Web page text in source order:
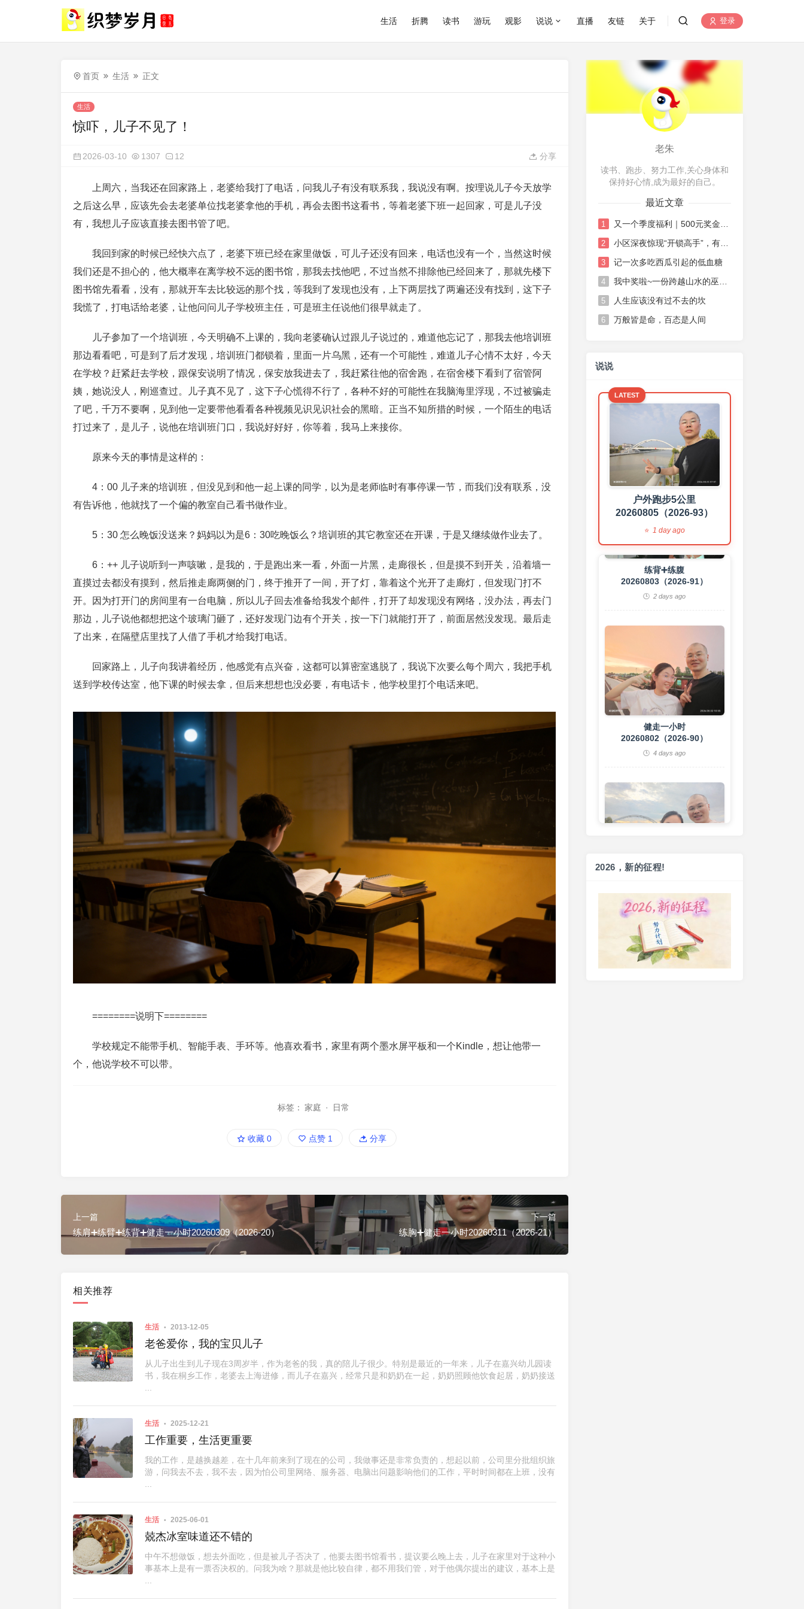
生活 折腾 读书 游玩 观影 说说 直播 友链 关于 登录
首页 生活 正文
生活
惊吓，儿子不见了！
2026-03-10 1307 12 分享
上周六，当我还在回家路上，老婆给我打了电话，问我儿子有没有联系我，我说没有啊。按理说儿子今天放学
之后这么早，应该先会去老婆单位找老婆拿他的手机，再会去图书这看书，等着老婆下班一起回家，可是儿子没
有，我想儿子应该直接去图书管了吧。
我回到家的时候已经快六点了，老婆下班已经在家里做饭，可儿子还没有回来，电话也没有一个，当然这时候
我们还是不担心的，他大概率在离学校不远的图书馆，那我去找他吧，不过当然不排除他已经回来了，那就先楼下
图书馆先看看，没有，那就开车去比较远的那个找，等我到了发现也没有，上下两层找了两遍还没有找到，这下子
我慌了，打电话给老婆，让他问问儿子学校班主任，可是班主任说他们很早就走了。
儿子参加了一个培训班，今天明确不上课的，我向老婆确认过跟儿子说过的，难道他忘记了，那我去他培训班
那边看看吧，可是到了后才发现，培训班门都锁着，里面一片乌黑，还有一个可能性，难道儿子心情不太好，今天
在学校？赶紧赶去学校，跟保安说明了情况，保安放我进去了，我赶紧往他的宿舍跑，在宿舍楼下看到了宿管阿
姨，她说没人，刚巡查过。儿子真不见了，这下子心慌得不行了，各种不好的可能性在我脑海里浮现，不过被骗走
了吧，千万不要啊，见到他一定要带他看看各种视频见识见识社会的黑暗。正当不知所措的时候，一个陌生的电话
打过来了，是儿子，说他在培训班门口，我说好好好，你等着，我马上来接你。
原来今天的事情是这样的：
4：00 儿子来的培训班，但没见到和他一起上课的同学，以为是老师临时有事停课一节，而我们没有联系，没
有告诉他，他就找了一个偏的教室自己看书做作业。
5：30 怎么晚饭没送来？妈妈以为是6：30吃晚饭么？培训班的其它教室还在开课，于是又继续做作业去了。
6：++ 儿子说听到一声咳嗽，是我的，于是跑出来一看，外面一片黑，走廊很长，但是摸不到开关，沿着墙一
直摸过去都没有摸到，然后推走廊两侧的门，终于推开了一间，开了灯，靠着这个光开了走廊灯，但发现门打不
开。因为打开门的房间里有一台电脑，所以儿子回去准备给我发个邮件，打开了却发现没有网络，没办法，再去门
那边，儿子说他都想把这个玻璃门砸了，还好发现门边有个开关，按一下门就能打开了，前面居然没发现。最后走
了出来，在隔壁店里找了人借了手机才给我打电话。
回家路上，儿子向我讲着经历，他感觉有点兴奋，这都可以算密室逃脱了，我说下次要么每个周六，我把手机
送到学校传达室，他下课的时候去拿，但后来想想也没必要，有电话卡，他学校里打个电话来吧。
========说明下========
学校规定不能带手机、智能手表、手环等。他喜欢看书，家里有两个墨水屏平板和一个Kindle，想让他带一
个，他说学校不可以带。
标签： 家庭 · 日常
收藏0 点赞 1 分享
上一篇
练肩➕练臂➕练背➕健走一小时20260309（2026-20）
下一篇
练胸➕健走一小时20260311（2026-21）
相关推荐
生活 2013-12-05
老爸爱你，我的宝贝儿子
从儿子出生到儿子现在3周岁半，作为老爸的我，真的陪儿子很少。特别是最近的一年来，儿子在嘉兴幼儿园读
书，我在桐乡工作，老婆去上海进修，而儿子在嘉兴，经常只是和奶奶在一起，奶奶照顾他饮食起居，奶奶接送
生活 2025-12-21
工作重要，生活更重要
我的工作，是越换越差，在十几年前来到了现在的公司，我做事还是非常负责的，想起以前，公司里分批组织旅
游，问我去不去，我不去，因为怕公司里网络、服务器、电脑出问题影响他们的工作，平时时间都在上班，没有
生活 2025-06-01
兢杰冰室味道还不错的
中午不想做饭，想去外面吃，但是被儿子否决了，他要去图书馆看书，提议要么晚上去，儿子在家里对于这种小
事基本上是有一票否决权的。问我为啥？那就是他比较自律，都不用我们管，对于他偶尔提出的建议，基本上是
老朱
读书、跑步、努力工作,关心身体和
保持好心情,成为最好的自己。
最近文章
1
2 小区深夜惊现“开锁高手”，有点唏嘘也有点感慨
3 记一次多吃西瓜引起的低血糖
4
5 人生应该没有过不去的坎
6 万般皆是命，百态是人间
说说
LATEST
户外跑步5公里
20260805（2026-93）
1 day ago
练背➕练腹
20260803（2026-91）
健走一小时
20260802（2026-90）
4 days ago
8 days ago
2026，新的征程!